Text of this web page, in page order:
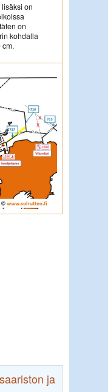
on
on
kohdalla
cm.
ja